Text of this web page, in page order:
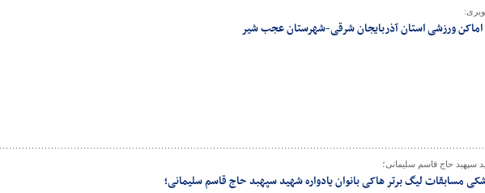
اماکن ورزشی استان آذربایجان شرقی-شهرستان عجب شیر
سپهبد حاج قاسم سلیمانی؛
مسابقات لیگ برتر هاکی بانوان یادواره شهید سپهبد حاج قاسم سلیمانی؛